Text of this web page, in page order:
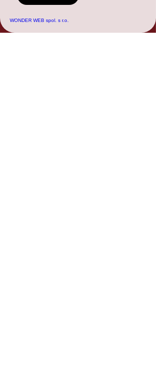
WONDER WEB spol. s r.o.